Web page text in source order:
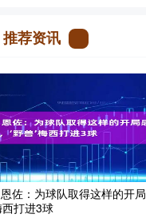
推荐资讯
佐：为球队取得这样的开局
西打进3球